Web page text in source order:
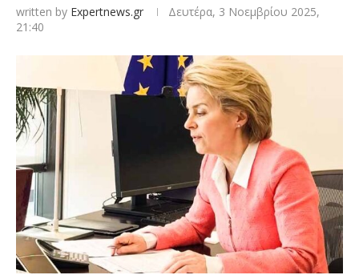
written by Expertnews.gr
Δευτέρα, 3 Νοεμβρίου 2025,
21:40